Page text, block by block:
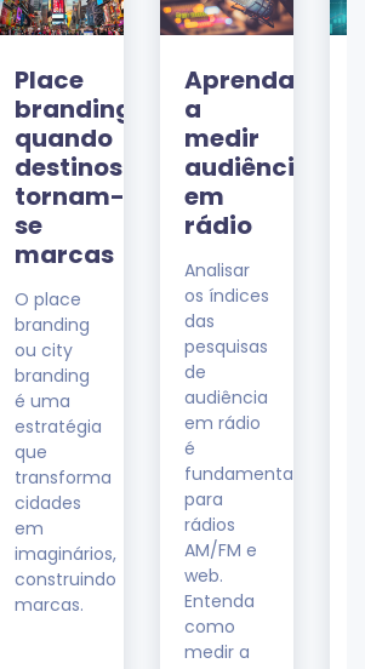
Aprenda
a
medir
audiência
em
Analisar
os índices
das
pesquisas
de
audiência
em rádio
fundamental
para
AM/FM e
web.
Entenda
Data
marketing:
como
usar
os
dados
ao seu
favor
Você
como
analisar
Uma
voltada
para o
driven
marketing
pode ser